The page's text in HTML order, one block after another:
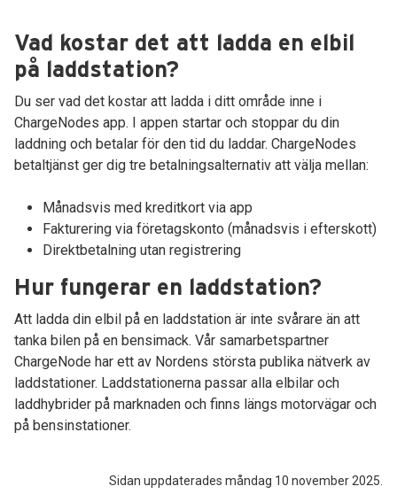
Vad kostar det att ladda en elbil
på laddstation?
Du ser vad det kostar att ladda i ditt område inne i
ChargeNodes app. I appen startar och stoppar du din
laddning och betalar för den tid du laddar. ChargeNodes
betaltjänst ger dig tre betalningsalternativ att välja mellan:
Månadsvis med kreditkort via app
Fakturering via företagskonto (månadsvis i efterskott)
Direktbetalning utan registrering
Hur fungerar en laddstation?
Att ladda din elbil på en laddstation är inte svårare än att
tanka bilen på en bensimack. Vår samarbetspartner
ChargeNode har ett av Nordens största publika nätverk av
laddstationer. Laddstationerna passar alla elbilar och
laddhybrider på marknaden och finns längs motorvägar och
på bensinstationer.
Sidan uppdaterades måndag 10 november 2025.